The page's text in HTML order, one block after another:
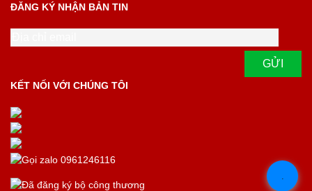
ĐĂNG KÝ NHẬN BẢN TIN
KẾT NỐI VỚI CHÚNG TÔI
.